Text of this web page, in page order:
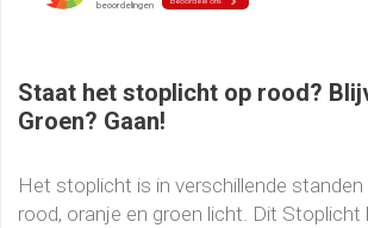
Staat het stoplicht op rood?
Groen? Gaan!
Het stoplicht is in verschillende
rood, oranje en groen licht. Dit Stoplicht